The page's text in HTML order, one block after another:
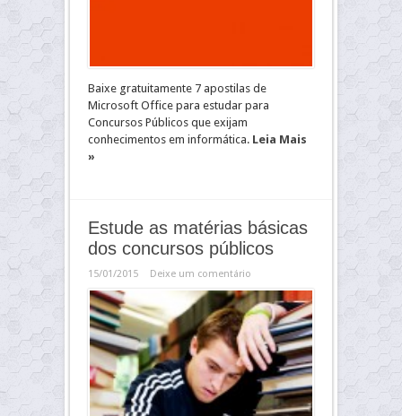
Baixe gratuitamente 7 apostilas de
Microsoft Office para estudar para
Concursos Públicos que exijam
conhecimentos em informática. Leia Mais
»
Estude as matérias básicas
dos concursos públicos
15/01/2015 Deixe um comentário